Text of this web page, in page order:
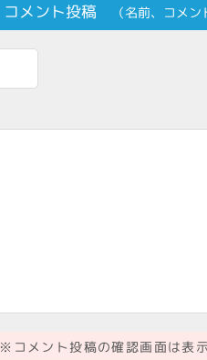
コメント投稿 （名前、コメン
※コメント投稿の確認画面は表